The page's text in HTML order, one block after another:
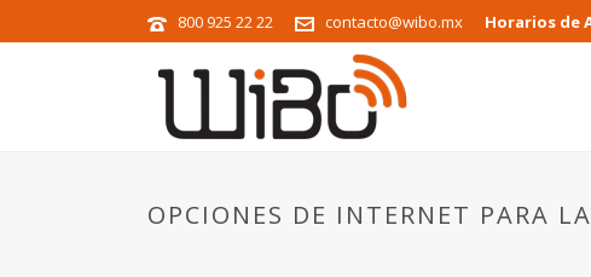
800 925 22 22 contacto@wibo.mx Horarios de
OPCIONES DE INTERNET PARA